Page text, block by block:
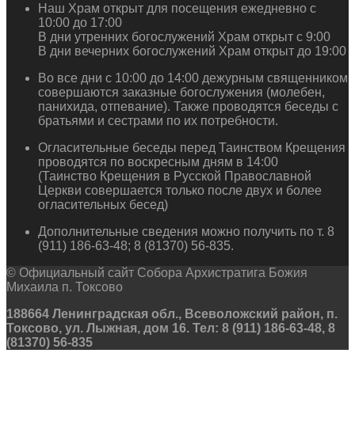
Наш Храм открыт для посещения ежедневно с
10:00 до 17:00
В дни утренних богослужений Храм открыт с 9:00
В дни вечерних богослужений Храм открыт до 19:00
Во все дни с 10:00 до 14:00 дежурным священником
совершаются заказные богослужения (молебен,
панихида, отпевание). Также проводятся беседы с
братьями и сестрами по их потребности.
Огласительные беседы перед Таинством Крещения
проводятся по воскресным дням в 14:00
(Таинство Крещения в Русской Православной
Церкви совершается только после двух и более
огласительных бесед)
Дополнительные сведения можно получить по т. 8
(911) 186-63-48; 8 (81370) 56-835.
© Официальный сайт Собора Архистратига Божия
Михаила п. Токсово
188664 Ленинградская обл., Всеволожский район, п.
Токсово, ул. Лыжная, дом 16. Тел: 8 (911) 186-63-48, 8
(81370) 56-835